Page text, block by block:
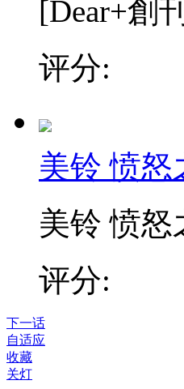
[Dear+創
评分:
美铃 愤怒
美铃 愤怒
评分:
下一话
自适应
收藏
关灯